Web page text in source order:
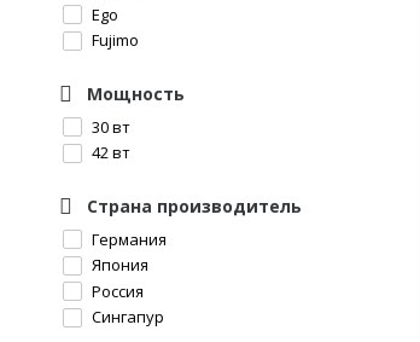
Ego
Fujimo
Мощность
30 вт
42 вт
Страна производитель
Германия
Япония
Россия
Сингапур